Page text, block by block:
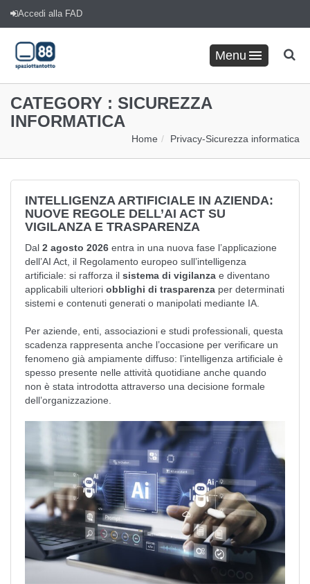
Accedi alla FAD
Menu
CATEGORY : SICUREZZA
INFORMATICA
Home Privacy-Sicurezza informatica
INTELLIGENZA ARTIFICIALE IN AZIENDA:
NUOVE REGOLE DELL’AI ACT SU
VIGILANZA E TRASPARENZA
Dal 2 agosto 2026 entra in una nuova fase l’applicazione
dell’AI Act, il Regolamento europeo sull’intelligenza
artificiale: si rafforza il sistema di vigilanza e diventano
applicabili ulteriori obblighi di trasparenza per determinati
sistemi e contenuti generati o manipolati mediante IA.
Per aziende, enti, associazioni e studi professionali, questa
scadenza rappresenta anche l’occasione per verificare un
fenomeno già ampiamente diffuso: l’intelligenza artificiale è
spesso presente nelle attività quotidiane anche quando
non è stata introdotta attraverso una decisione formale
dell’organizzazione.